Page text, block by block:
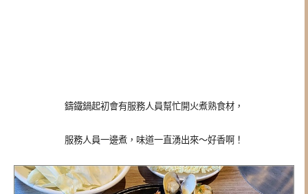
鑄鐵鍋起初會有服務人員幫忙開火煮熟食材，
服務人員一邊煮，味道一直湧出來～好香啊！